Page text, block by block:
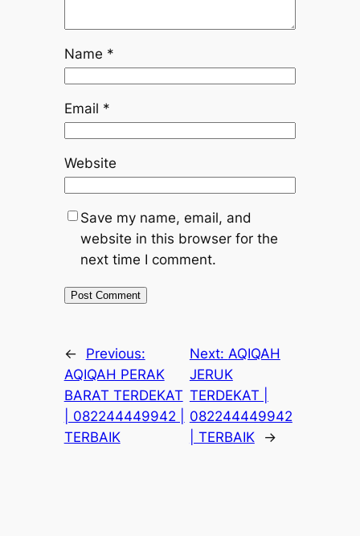
Name *
Email *
Website
Save my name, email, and
website in this browser for the
next time I comment.
←
Previous:
AQIQAH PERAK
BARAT TERDEKAT
| 082244449942 |
TERBAIK
Next: AQIQAH
JERUK
TERDEKAT |
082244449942
| TERBAIK
→